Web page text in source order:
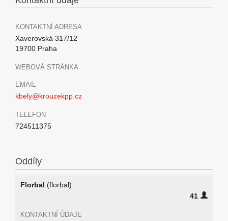
KONTAKTNÍ ADRESA
Xaverovská 317/12
19700 Praha
WEBOVÁ STRÁNKA
EMAIL
kbely@krouzekpp.cz
TELEFON
724511375
Oddíly
Florbal (florbal)
41
KONTAKTNÍ ÚDAJE